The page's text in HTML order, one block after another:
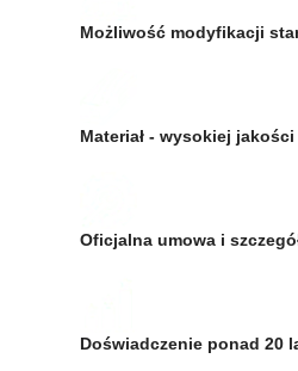
Możliwość modyfikacji
Materiał - wysokiej
Oficjalna umowa i
Doświadczenie ponad 20